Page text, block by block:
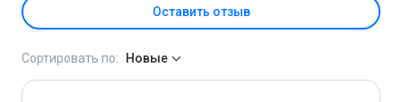
Оставить отзыв
Сортировать по: Новые